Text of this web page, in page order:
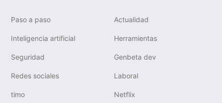
Paso a paso Actualidad
Inteligencia artificial Herramientas
Seguridad Genbeta dev
Redes sociales Laboral
timo Netflix